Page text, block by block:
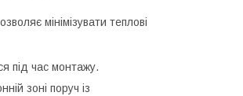
мінімізувати теплові
під час монтажу.
зоні поруч із